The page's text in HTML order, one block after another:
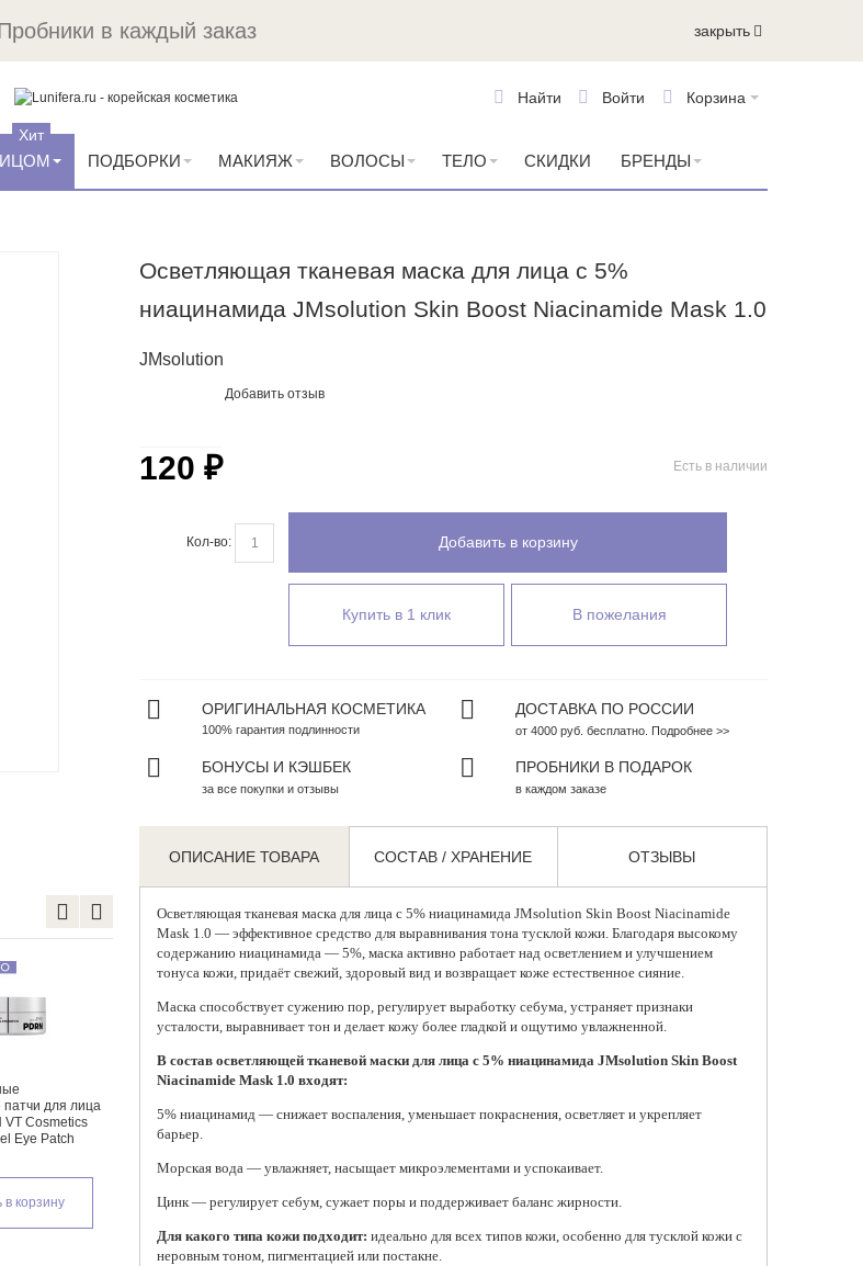
в каждый заказ закрыть
Корзина
Войти
Найти
Хит
ПОДБОРКИ МАКИЯЖ ВОЛОСЫ ТЕЛО СКИДКИ БРЕНДЫ
Осветляющая тканевая маска для лица с 5%
ниацинамида JMsolution Skin Boost Niacinamide Mask 1.0
JMsolution
Добавить отзыв
патчи для лица
Cosmetics
Eye Patch
в корзину
Антивозрастные
гидрогелевые патчи с шёлком
и золотом JMsolution Golden
Cocoon Home Esthetic Eye
Антивозрастные патчи для
Retinol Collagen Eye Ampoule
1 480 ₽
Добавить в корзину
JMsolution Marine Luminous
1 000 ₽
Добавить в корзину
Есть в наличии
120 ₽
Кол-во: Добавить в корзину
Купить в 1 клик В пожелания
ОРИГИНАЛЬНАЯ КОСМЕТИКА
100% гарантия подлинности
ДОСТАВКА ПО РОССИИ
от 4000 руб. бесплатно. Подробнее >>
БОНУСЫ И КЭШБЕК
за все покупки и отзывы
ПРОБНИКИ В ПОДАРОК
в каждом заказе
ОПИСАНИЕ ТОВАРА СОСТАВ / ХРАНЕНИЕ ОТЗЫВЫ
Осветляющая тканевая маска для лицас 5% ниацинамида JMsolution Skin Boost Niacinamide
Mask 1.0 — эффективное средство для выравнивания тона тусклой кожи. Благодаря высокому
содержанию ниацинамида — 5%, маска активно работает над осветлением и улучшением
тонуса кожи, придаёт свежий, здоровый вид и возвращает коже естественное сияние.
Маска способствует сужению пор, регулирует выработку себума, устраняет признаки
усталости, выравнивает тон и делает кожу более гладкой и ощутимо увлажненной.
В состав осветляющей тканевой маски для лица с 5% ниацинамида JMsolution Skin Boost
Niacinamide Mask 1.0 входят:
5% ниацинамид — снижает воспаления, уменьшает покраснения, осветляет и укрепляет
барьер.
Морская вода — увлажняет, насыщает микроэлементами и успокаивает.
Цинк — регулирует себум, сужает поры и поддерживает баланс жирности.
Для какого типа кожи подходит: идеально для всех типов кожи, особенно для тусклой кожи с
неровным тоном, пигментацией или постакне.